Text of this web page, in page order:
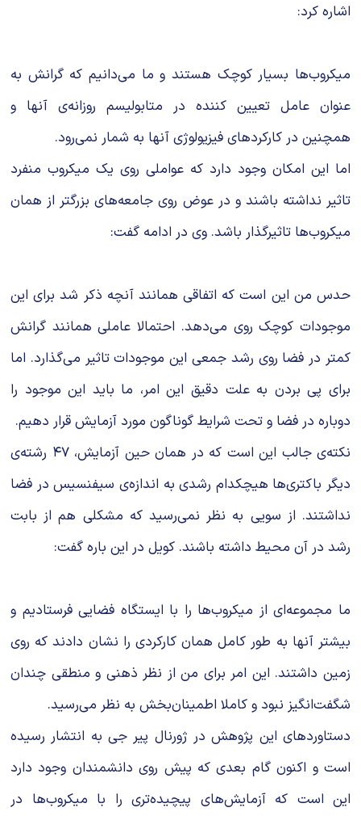
اشاره کرد:
میکروب‌ها بسیار کوچک هستند و ما می‌دانیم که گرانش به
عنوان عامل تعیین کننده در متابولیسم روزانه‌ی آنها و
همچنین در کارکردهای فیزیولوژی آنها به شمار نمی‌رود.
اما این امکان وجود دارد که عواملی روی یک میکروب منفرد
تاثیر نداشته باشند و در عوض روی جامعه‌های بزرگتر از همان
میکروب‌ها تاثیرگذار باشد. وی در ادامه گفت:
حدس من این است که اتفاقی همانند آنچه ذکر شد برای این
موجودات کوچک روی می‌دهد. احتمالا عاملی همانند گرانش
کمتر در فضا روی رشد جمعی این موجودات تاثیر می‌گذارد. اما
برای پی بردن به علت دقیق این امر، ما باید این موجود را
دوباره در فضا و تحت شرایط گوناگون مورد آزمایش قرار دهیم.
نکته‌ی جالب این است که در همان حین آزمایش، ۴۷ رشته‌ی
دیگر باکتری‌ها هیچکدام رشدی به اندازه‌ی سیفنسیس در فضا
نداشتند. از سویی به نظر نمی‌رسید که مشکلی هم از بابت
رشد در آن محیط داشته باشند. کویل در این باره گفت:
ما مجموعه‌ای از میکروب‌ها را با ایستگاه فضایی فرستادیم و
بیشتر آنها به طور کامل همان کارکردی را نشان دادند که روی
زمین داشتند. این امر برای من از نظر ذهنی و منطقی چندان
شگفت‌انگیز نبود و کاملا اطمینان‌بخش به نظر می‌رسید.
دستاوردهای این پژوهش در ژورنال پیر جی به انتشار رسیده
است و اکنون گام بعدی که پیش روی دانشمندان وجود دارد
این است که آزمایش‌های پیچیده‌تری را با میکروب‌ها در